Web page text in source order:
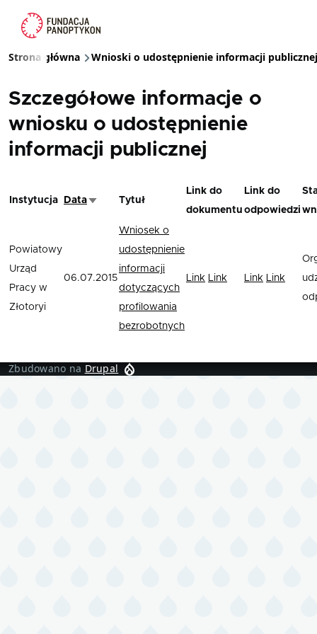
Ścieżka nawigacyjna
Strona główna Wnioski o udostępnienie informacji publicznej
Szczegółowe informacje o
wniosku o udostępnienie
informacji publicznej
Instytucja DataSortuj rosnąco
Tytuł
Link do
dokumentu
Link do
odpowiedzi
Powiatowy
Urząd
Pracy w
Złotoryi
06.07.2015
Wniosek o
udostępnienie
informacji
dotyczących
profilowania
bezrobotnych
Link Link Link Link
Zbudowano na Drupal